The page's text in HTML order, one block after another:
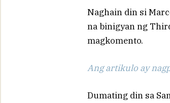
Naghain din si
na binigyan ng
magkomento.
Ang artikulo ay
Dumating din sa